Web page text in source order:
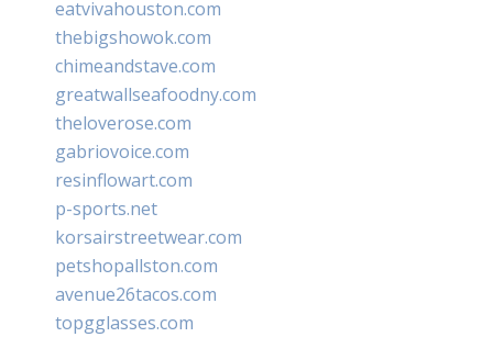
eatvivahouston.com
thebigshowok.com
chimeandstave.com
greatwallseafoodny.com
theloverose.com
gabriovoice.com
resinflowart.com
p-sports.net
korsairstreetwear.com
petshopallston.com
avenue26tacos.com
topgglasses.com